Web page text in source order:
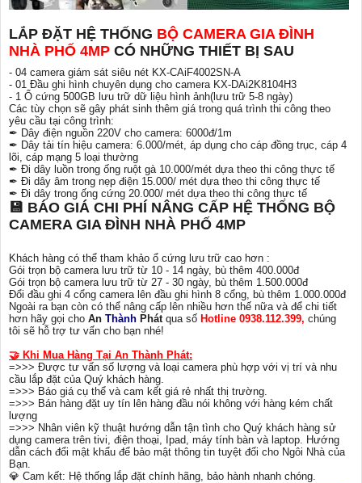
LẮP ĐẶT HỆ THỐNG BỘ CAMERA GIA ĐÌNH
NHÀ PHỐ 4MP CÓ NHỮNG THIẾT BỊ SAU
- 04 camera giám sát siêu nét KX-CAiF4002SN-A
- 01 Đầu ghi hình chuyên dụng cho camera KX-DAi2K8104H3
- 1 Ổ cứng 500GB lưu trữ dữ liệu hình ảnh(lưu trữ 5-8 ngày)
Các tùy chọn sẽ gây phát sinh thêm giá trong quá trình thi công theo
yêu cầu tại công trình:
✒ Dây điện nguồn 220V cho camera: 6000đ/1m
✒ Dây tải tín hiệu camera: 6.000/mét, áp dụng cho cáp đồng trục, cáp 4
lõi, cáp mạng 5 loại thường
✒ Đi dây luồn trong ống ruột gà 10.000/mét dựa theo thi công thực tế
✒ Đi dây âm trong nẹp điện 15.000/ mét dựa theo thi công thực tế
✒ Đi dây trong ống cứng 20.000/ mét dựa theo thi công thực tế
💾 BÁO GIÁ CHI PHÍ NÂNG CẤP HỆ THỐNG BỘ
CAMERA GIA ĐÌNH NHÀ PHỐ 4MP
Khách hàng có thể tham khảo ổ cứng lưu trữ cao hơn :
Gói trọn bộ camera lưu trữ từ 10 - 14 ngày, bù thêm 400.000đ
Gói trọn bộ camera lưu trữ từ 27 - 30 ngày, bù thêm 1.500.000đ
Đổi đầu ghi 4 cổng camera lên đầu ghi hình 8 cổng, bù thêm 1.000.000đ
Ngoài ra bạn còn có thể nâng cấp lên nhiều hơn thế nữa và để chi tiết
hơn hãy gọi cho An Thành Phát qua số Hotline 0938.112.399, chúng
tôi sẽ hỗ trợ tư vấn cho bạn nhé!
🤝 Khi Mua Hàng Tại An Thành Phát:
=>>> Được tư vấn số lượng và loại camera phù hợp với vị trí và nhu
cầu lắp đặt của Quý khách hàng.
=>>> Báo giá cụ thể và cam kết giá rẻ nhất thị trường.
=>>> Bán hàng đặt uy tín lên hàng đầu nói không với hàng kém chất
lượng
=>>> Nhân viên kỹ thuật hướng dẫn tận tình cho Quý khách hàng sử
dụng camera trên tivi, điện thoại, Ipad, máy tính bàn và laptop. Hướng
dẫn cách đổi mật khẩu để bảo mật thông tin tuyệt đối cho Ngôi Nhà của
Bạn.
💎 Cam kết: Hệ thống lắp đặt chính hãng, bảo hành nhanh chóng.